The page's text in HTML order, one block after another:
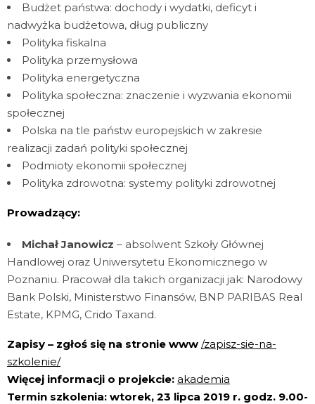
Budżet państwa: dochody i wydatki, deficyt i
nadwyżka budżetowa, dług publiczny
Polityka fiskalna
Polityka przemysłowa
Polityka energetyczna
Polityka społeczna: znaczenie i wyzwania ekonomii
społecznej
Polska na tle państw europejskich w zakresie
realizacji zadań polityki społecznej
Podmioty ekonomii społecznej
Polityka zdrowotna: systemy polityki zdrowotnej
Prowadzący:
Michał Janowicz – absolwent Szkoły Głównej
Handlowej oraz Uniwersytetu Ekonomicznego w
Poznaniu. Pracował dla takich organizacji jak: Narodowy
Bank Polski, Ministerstwo Finansów, BNP PARIBAS Real
Estate, KPMG, Crido Taxand.
Zapisy – zgłoś się na stronie www /zapisz-sie-na-
szkolenie/
Więcej informacji o projekcie: akademia
Termin szkolenia: wtorek, 23 lipca 2019 r. godz. 9.00-